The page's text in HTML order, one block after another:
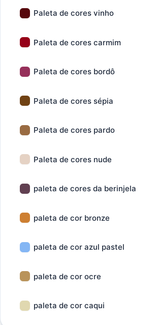
Paleta de cores vinho
Paleta de cores carmim
Paleta de cores bordô
Paleta de cores sépia
Paleta de cores pardo
Paleta de cores nude
paleta de cores da berinjela
paleta de cor bronze
paleta de cor azul pastel
paleta de cor ocre
paleta de cor caqui